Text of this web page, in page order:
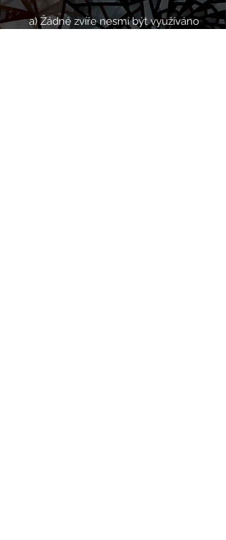
a) Žádné zvíře nesmí být využíváno